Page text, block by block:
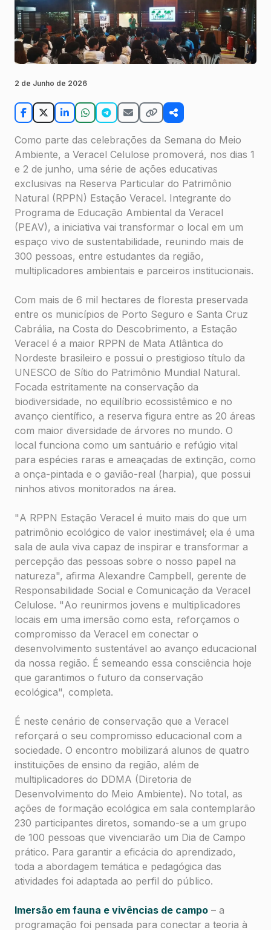
2 de Junho de 2026
Como parte das celebrações da Semana do Meio
Ambiente, a Veracel Celulose promoverá, nos dias 1
e 2 de junho, uma série de ações educativas
exclusivas na Reserva Particular do Patrimônio
Natural (RPPN) Estação Veracel. Integrante do
Programa de Educação Ambiental da Veracel
(PEAV), a iniciativa vai transformar o local em um
espaço vivo de sustentabilidade, reunindo mais de
300 pessoas, entre estudantes da região,
multiplicadores ambientais e parceiros institucionais.
Com mais de 6 mil hectares de floresta preservada
entre os municípios de Porto Seguro e Santa Cruz
Cabrália, na Costa do Descobrimento, a Estação
Veracel é a maior RPPN de Mata Atlântica do
Nordeste brasileiro e possui o prestigioso título da
UNESCO de Sítio do Patrimônio Mundial Natural.
Focada estritamente na conservação da
biodiversidade, no equilíbrio ecossistêmico e no
avanço científico, a reserva figura entre as 20 áreas
com maior diversidade de árvores no mundo. O
local funciona como um santuário e refúgio vital
para espécies raras e ameaçadas de extinção, como
a onça-pintada e o gavião-real (harpia), que possui
ninhos ativos monitorados na área.
"A RPPN Estação Veracel é muito mais do que um
patrimônio ecológico de valor inestimável; ela é uma
sala de aula viva capaz de inspirar e transformar a
percepção das pessoas sobre o nosso papel na
natureza", afirma Alexandre Campbell, gerente de
Responsabilidade Social e Comunicação da Veracel
Celulose. "Ao reunirmos jovens e multiplicadores
locais em uma imersão como esta, reforçamos o
compromisso da Veracel em conectar o
desenvolvimento sustentável ao avanço educacional
da nossa região. É semeando essa consciência hoje
que garantimos o futuro da conservação
ecológica", completa.
É neste cenário de conservação que a Veracel
reforçará o seu compromisso educacional com a
sociedade. O encontro mobilizará alunos de quatro
instituições de ensino da região, além de
multiplicadores do DDMA (Diretoria de
Desenvolvimento do Meio Ambiente). No total, as
ações de formação ecológica em sala contemplarão
230 participantes diretos, somando-se a um grupo
de 100 pessoas que vivenciarão um Dia de Campo
prático. Para garantir a eficácia do aprendizado,
toda a abordagem temática e pedagógica das
atividades foi adaptada ao perfil do público.
Imersão em fauna e vivências de campo – a
programação foi pensada para conectar a teoria à